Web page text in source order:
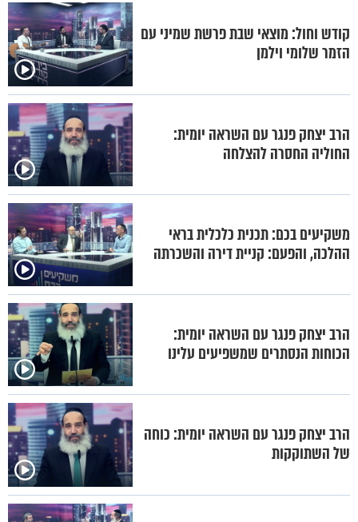
קודש וחול: מוצאי שבת פרשת שמיני עם
הזמר שלומי וילמן
הרב יצחק פנגר עם השראה יומית:
החוליה החסרה להצלחה
משקיעים בכם: תכנית כלכלית בראי
ההלכה, והפעם: קניית דירה והשכרתה
הרב יצחק פנגר עם השראה יומית:
הכוחות הנסתרים שמשפיעים עלינו
הרב יצחק פנגר עם השראה יומית: כוחה
של השתוקקות